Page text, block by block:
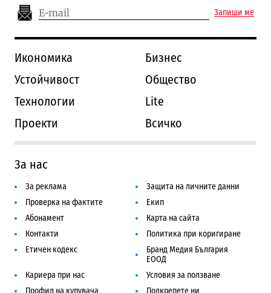
Запиши ме
Икономика
Бизнес
Устойчивост
Общество
Технологии
Lite
Проекти
Всичко
За нас
За реклама
Защита на личните данни
Проверка на фактите
Екип
Абонамент
Карта на сайта
Контакти
Политика при коригиране
Етичен кодекс
Бранд Медия България
ЕООД
Кариера при нас
Условия за ползване
Профил на купувача
Подкрепете ни